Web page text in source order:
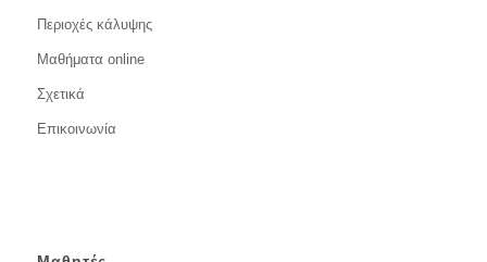
Περιοχές κάλυψης
Μαθήματα online
Σχετικά
Επικοινωνία